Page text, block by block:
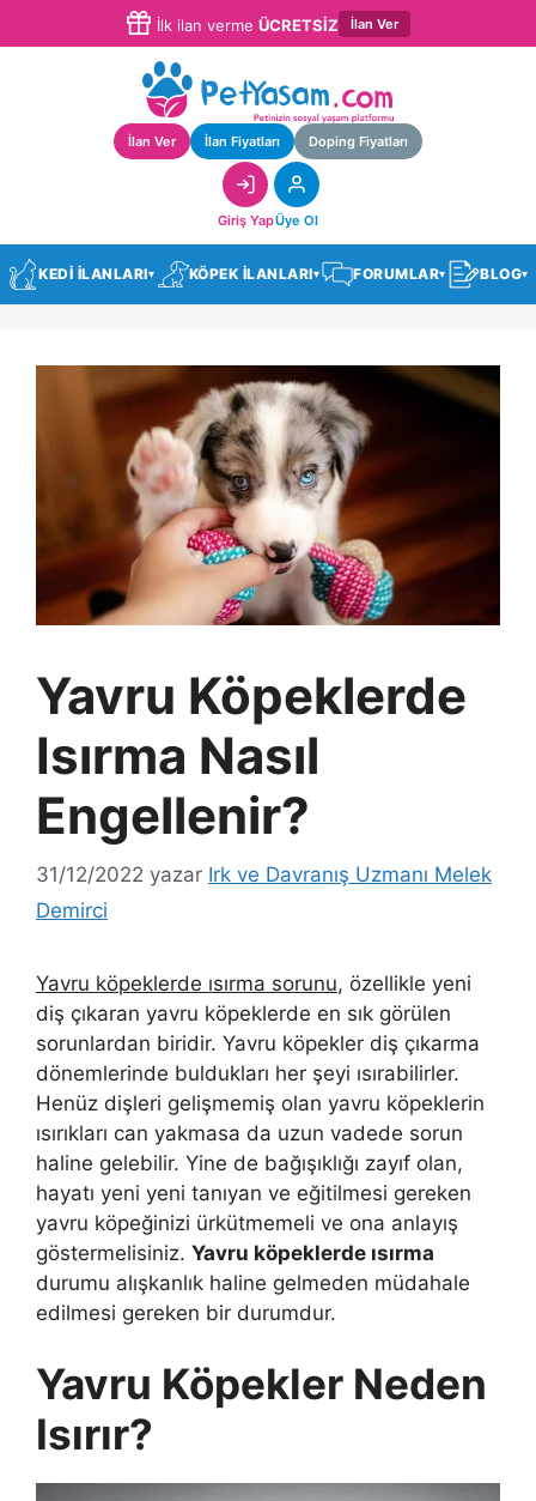
İlk ilan verme ÜCRETSİZ İlan Ver
İlan Ver İlan Fiyatları Doping Fiyatları
Giriş YapÜye Ol
KEDİ İLANLARI▾ KÖPEK İLANLARI▾ FORUMLAR▾ BLOG▾
Yavru Köpeklerde
Isırma Nasıl
Engellenir?
31/12/2022 yazar Irk ve Davranış Uzmanı Melek
Demirci
Yavru köpeklerde ısırma sorunu, özellikle yeni
diş çıkaran yavru köpeklerde en sık görülen
sorunlardan biridir. Yavru köpekler diş çıkarma
dönemlerinde buldukları her şeyi ısırabilirler.
Henüz dişleri gelişmemiş olan yavru köpeklerin
ısırıkları can yakmasa da uzun vadede sorun
haline gelebilir. Yine de bağışıklığı zayıf olan,
hayatı yeni yeni tanıyan ve eğitilmesi gereken
yavru köpeğinizi ürkütmemeli ve ona anlayış
göstermelisiniz. Yavru köpeklerde ısırma
durumu alışkanlık haline gelmeden müdahale
edilmesi gereken bir durumdur.
Yavru Köpekler Neden
Isırır?